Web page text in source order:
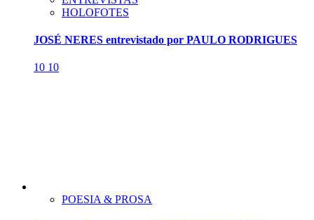
HOLOFOTES
JOSÉ NERES entrevistado por PAULO RODRIGUES
10 10
POESIA & PROSA